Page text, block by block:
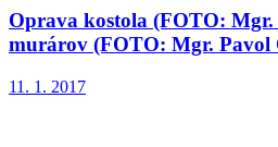
Oprava kostola (FOTO:
murárov (FOTO: Mgr.
11. 1. 2017